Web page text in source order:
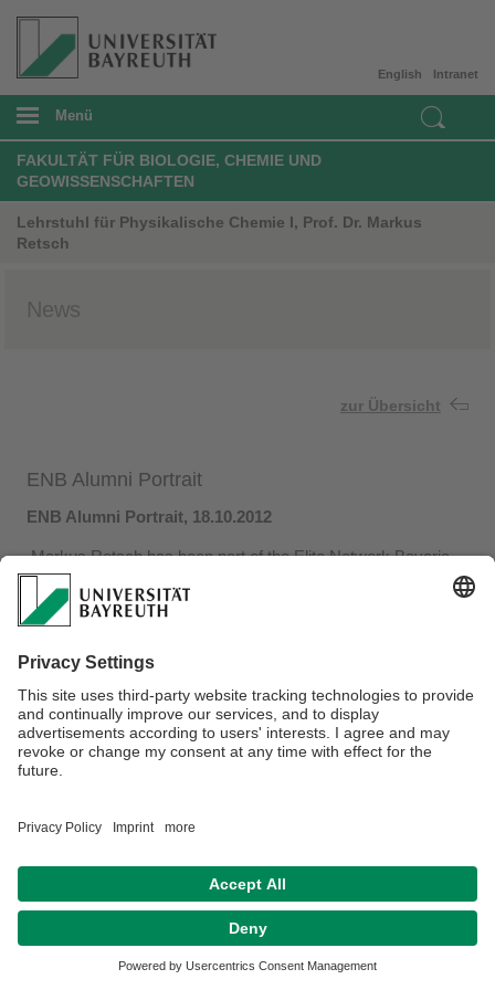
Intranet
English
Menü
FAKULTÄT FÜR BIOLOGIE, CHEMIE UND
GEOWISSENSCHAFTEN
Lehrstuhl für Physikalische Chemie I, Prof. Dr. Markus
Retsch
News
zur Übersicht
ENB Alumni Portrait
ENB Alumni Portrait, 18.10.2012
Markus Retsch has been part of the Elite Network Bavaria
from 2005 - 2008. His portrait as an alumni of the ENB
network is now featured on the ENB website.
Datenschutz / Disclaimer Impressum Hausordnung
Sitemap
Barrierefreiheitserklärung